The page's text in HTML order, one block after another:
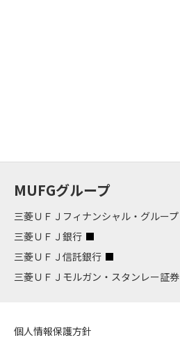
MUFGグループ
三菱ＵＦＪフィナンシャル・グループ
三菱ＵＦＪ銀行
三菱ＵＦＪ信託銀行
三菱ＵＦＪモルガン・スタンレー証券
個人情報保護方針